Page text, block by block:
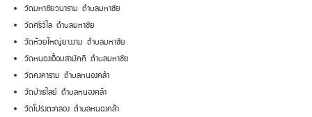
วัดมหาชัยวนาราม ตำบลมหาชัย
วัดศรีวิไล ตำบลมหาชัย
วัดห้วยใหญ่ยางงาม ตำบลมหาชัย
วัดหนองเอื้อมสามัคคี ตำบลมหาชัย
วัดคงคาราม ตำบลหนองคล้า
วัดป่าเรไลย์ ตำบลหนองคล้า
วัดโปร่งตะคลอง ตำบลหนองคล้า